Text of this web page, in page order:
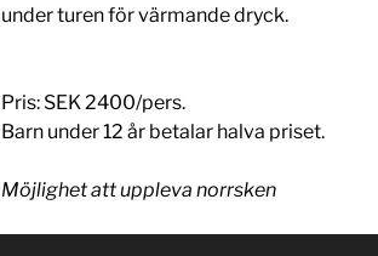
under turen för värmande dryck.
Pris: SEK 2400/pers.
Barn under 12 år betalar halva priset.
Möjlighet att uppleva norrsken